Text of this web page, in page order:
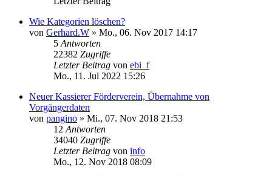
Wie Kategorien löschen?
von Gerhard.W » Mo., 06. Nov 2017 14:17
5 Antworten
22382 Zugriffe
Letzter Beitrag von ebi_f
Mo., 11. Jul 2022 15:26
Neuer Kassierer Förderverein, Übernahme von
Vorgängerdaten
von pangino » Mi., 07. Nov 2018 21:53
12 Antworten
34040 Zugriffe
Letzter Beitrag von info
Mo., 12. Nov 2018 08:09